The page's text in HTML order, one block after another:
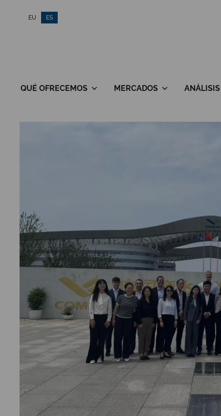
EU ES
QUÉ OFRECEMOS MERCADOS ANÁLISIS